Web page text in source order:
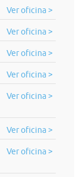
Ver oficina >
Ver oficina >
Ver oficina >
Ver oficina >
Ver oficina >
Ver oficina >
Ver oficina >